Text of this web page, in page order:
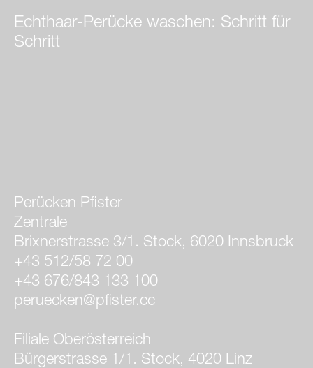
Echthaar-Perücke waschen: Schritt für
Schritt
Perücken Pfister
Zentrale
Brixnerstrasse 3/1. Stock, 6020 Innsbruck
+43 512/58 72 00
+43 676/843 133 100
peruecken@pfister.cc
Filiale Oberösterreich
Bürgerstrasse 1/1. Stock, 4020 Linz